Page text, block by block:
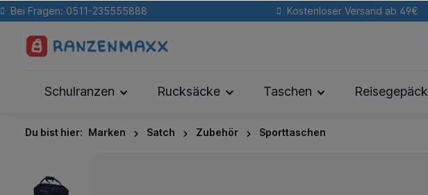
Bei Fragen: 0511-235555888 Kostenloser Versand ab 49€
Schulranzen Rucksäcke Taschen Reisegepäck
Du bist hier: Marken Satch Zubehör Sporttaschen